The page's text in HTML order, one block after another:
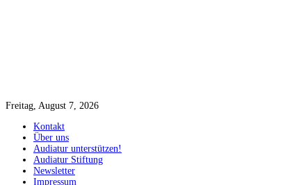
Freitag, August 7, 2026
Kontakt
Über uns
Audiatur unterstützen!
Audiatur Stiftung
Newsletter
Impressum